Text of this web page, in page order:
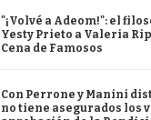
"¡Volvé a Adeom!": el
Yesty Prieto a Valeria
Cena de Famosos
Con Perrone y Manini
no tiene asegurados los